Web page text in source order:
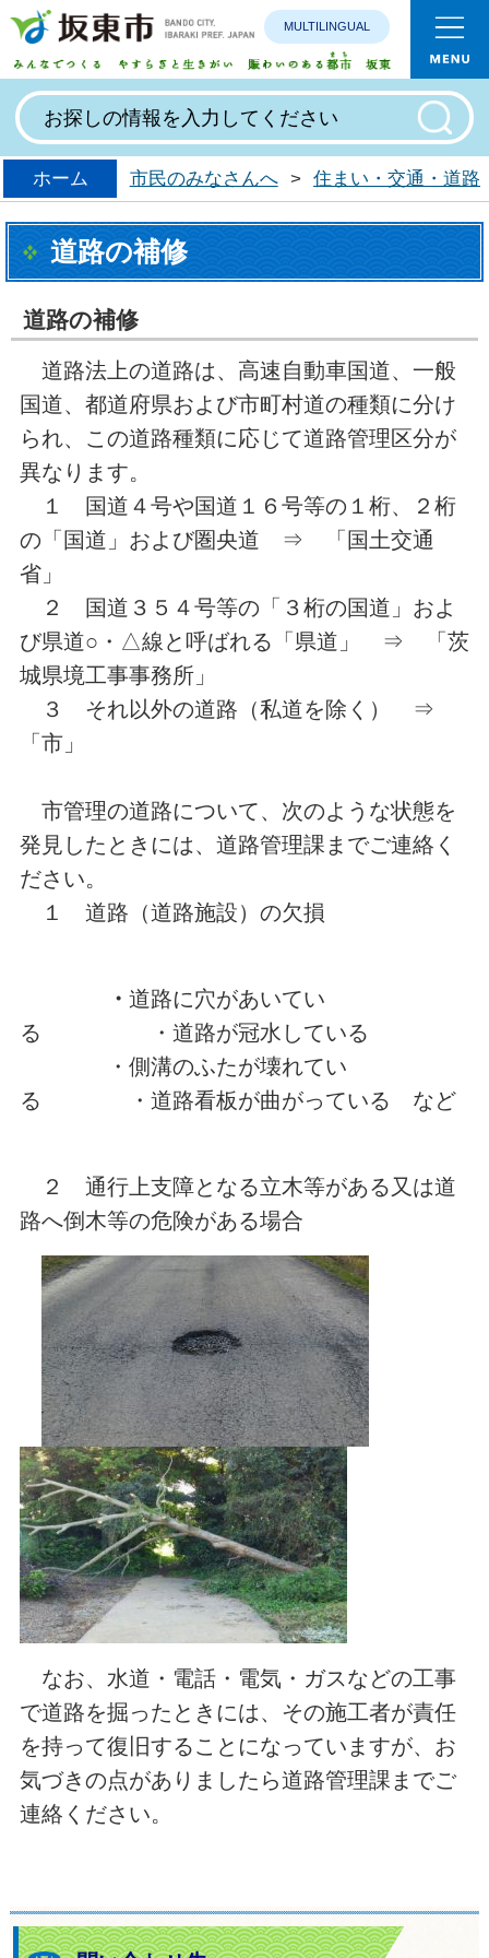
みんなで
MULTILINGUAL
ホーム 市民のみなさんへ > 住まい・交通・道路
道路の補修
道路の補修
道路法上の道路は、高速自動車国道、一般
国道、都道府県および市町村道の種類に分け
られ、この道路種類に応じて道路管理区分が
異なります。
１
国道４号や国道１６号等の１桁、２桁
の「国道」および圏央道 ⇒ 「国土交通
省」
２ 国道３５４号等の「３桁の国道」およ
び県道○・△線と呼ばれる「県道」 ⇒ 「茨
城県境工事事務所」
３ それ以外の道路（私道を除く） ⇒
「市」
市管理の道路について、次のような状態を
発見したときには、道路管理課までご連絡く
ださい。
１ 道路（道路施設）の欠損
・ 道路に穴があいてい
る
・道路が冠水している
・側溝のふたが壊れてい
る ・道路看板が曲がっている など
２ 通行上支障となる立木等がある又は道
路へ倒木等の危険がある場合
なお、水道・電話・電気・ガスなどの工事
で道路を掘ったときには、その施工者が責任
を持って復旧することになっていますが、お
気づきの点がありましたら道路管理課までご
連絡ください。